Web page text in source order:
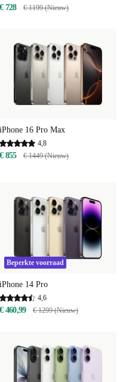
€ 728 € 1199 (Nieuw)
iPhone 16 Pro Max
4,8
€ 855 € 1449 (Nieuw)
Beperkte voorraad
iPhone 14 Pro
4,6
€ 460,99 € 1299 (Nieuw)